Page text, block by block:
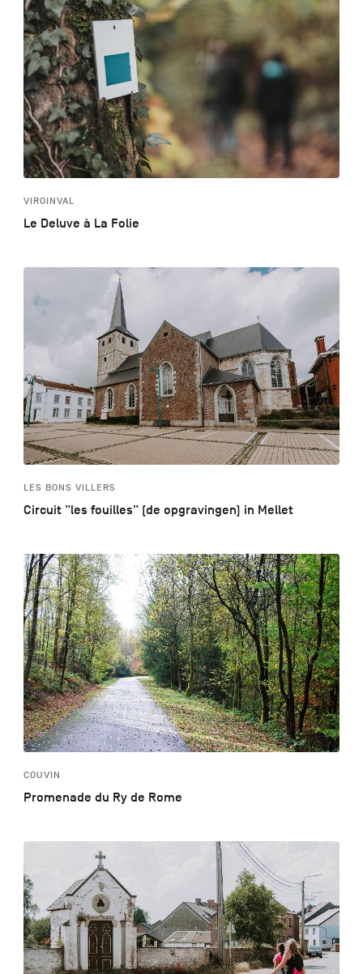
VIROINVAL
Le Deluve à La Folie
LES BONS VILLERS
Circuit "les fouilles" (de opgravingen) in Mellet
COUVIN
Promenade du Ry de Rome